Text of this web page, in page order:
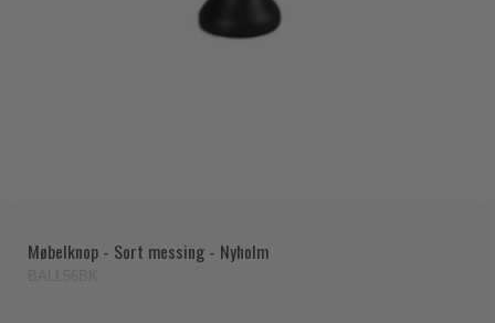
Møbelknop - Sort messing - Nyholm